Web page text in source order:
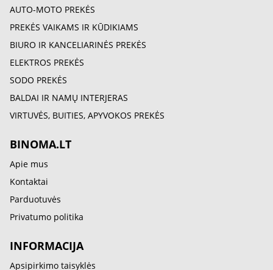
AUTO-MOTO PREKĖS
PREKĖS VAIKAMS IR KŪDIKIAMS
BIURO IR KANCELIARINĖS PREKĖS
ELEKTROS PREKĖS
SODO PREKĖS
BALDAI IR NAMŲ INTERJERAS
VIRTUVĖS, BUITIES, APYVOKOS PREKĖS
BINOMA.LT
Apie mus
Kontaktai
Parduotuvės
Privatumo politika
INFORMACIJA
Apsipirkimo taisyklės